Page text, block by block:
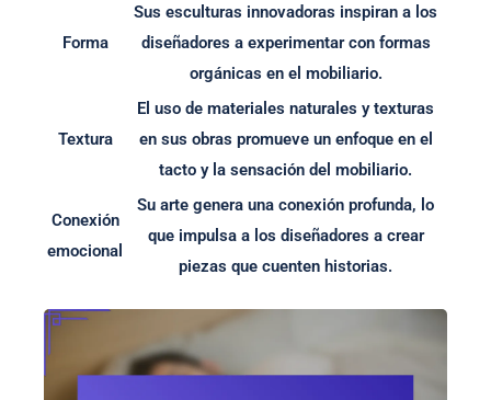
Forma
Sus esculturas innovadoras inspiran a los
diseñadores a experimentar con formas
orgánicas en el mobiliario.
Textura
El uso de materiales naturales y texturas
en sus obras promueve un enfoque en el
tacto y la sensación del mobiliario.
Conexión
emocional
Su arte genera una conexión profunda, lo
que impulsa a los diseñadores a crear
piezas que cuenten historias.